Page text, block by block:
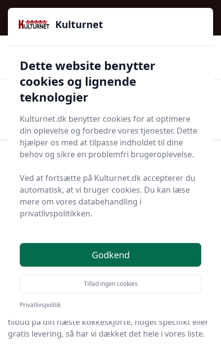
Kulturnet - Alt Det Gode I Livet | Din Kulturguide Siden
2016
97 kategorier 👍Kun godkendte butikker
Start søgning
Bolig og indretning
Køkken og spisestue
Bedste kokkeskjorter
på markedet - 0
Leder du efter de bedste kokkeskjorter? På Kulturnet
har vi udvalgt 0 produkter, så du let kan finde din
Uanset om du søger den bedste kvalitet, et prisvenligt
tilbud på din næste kokkeskjorte, noget specifikt eller
gratis levering, så har vi dækket det hele i vores liste.
Kulturnet
Dette website benytter
cookies og lignende
teknologier
Kulturnet.dk benytter cookies for at optimere
din oplevelse og forbedre vores tjenester. Dette
hjælper os med at tilpasse indholdet til dine
behov og sikre en problemfri brugeroplevelse.
Ved at fortsætte på Kulturnet.dk accepterer du
automatisk, at vi bruger cookies. Du kan læse
mere om vores databehandling i
privatlivspolitikken.
Godkend
Tillad ingen cookies
Privatlivspolitik